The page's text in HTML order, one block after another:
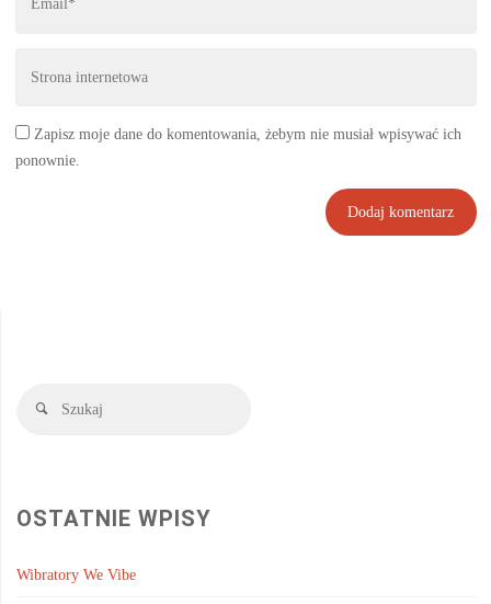
Zapisz moje dane do komentowania, żebym nie musiał wpisywać ich
ponownie.
Szukaj
OSTATNIE WPISY
Wibratory We Vibe